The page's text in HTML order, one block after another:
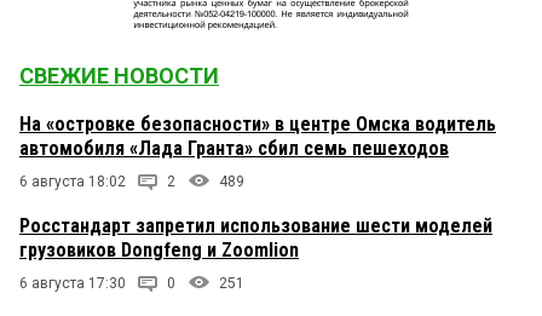
СВЕЖИЕ НОВОСТИ
На «островке безопасности» в центре Омска водитель
автомобиля «Лада Гранта» сбил семь пешеходов
6 августа 18:02 2 489
Росстандарт запретил использование шести моделей
грузовиков Dongfeng и Zoomlion
6 августа 17:30 0 251